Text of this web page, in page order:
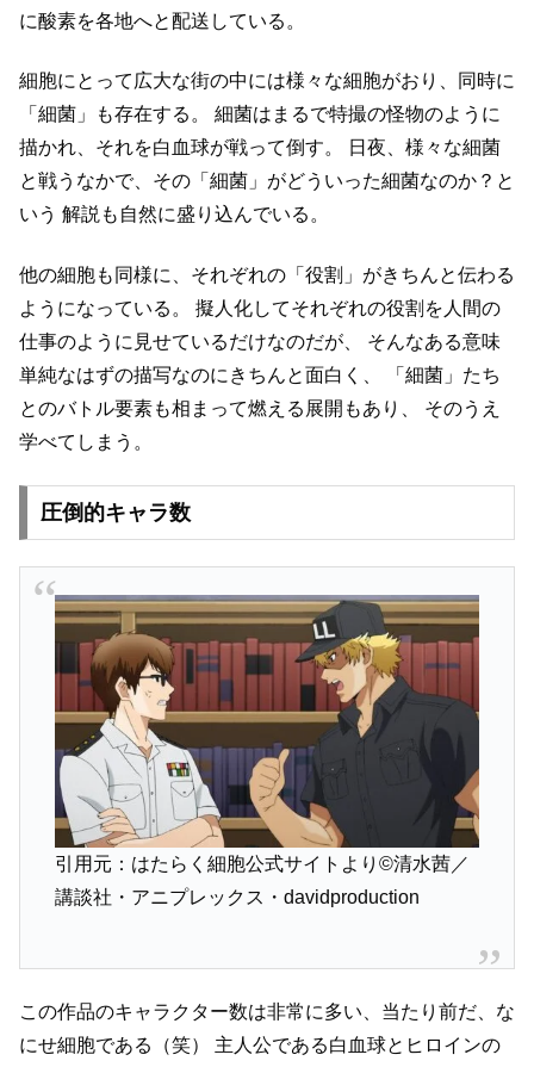
に酸素を各地へと配送している。
細胞にとって広大な街の中には様々な細胞がおり、同時に
「細菌」も存在する。
細菌はまるで特撮の怪物のように
描かれ、それを白血球が戦って倒す。
日夜、様々な細菌
と戦うなかで、その「細菌」がどういった細菌なのか？と
いう 解説も自然に盛り込んでいる。
他の細胞も同様に、それぞれの「役割」がきちんと伝わる
ようになっている。
擬人化してそれぞれの役割を人間の
仕事のように見せているだけなのだが、
そんなある意味
単純なはずの描写なのにきちんと面白く、
「細菌」たち
とのバトル要素も相まって燃える展開もあり、
そのうえ
学べてしまう。
圧倒的キャラ数
引用元：はたらく細胞公式サイトより©清水茜／
講談社・アニプレックス・davidproduction
この作品のキャラクター数は非常に多い、当たり前だ、な
にせ細胞である（笑）
主人公である白血球とヒロインの